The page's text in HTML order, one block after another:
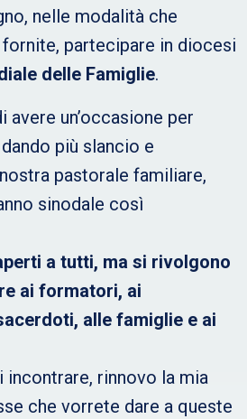
nelle modalità che
partecipare in diocesi
delle Famiglie.
avere un’occasione per
più slancio e
pastorale familiare,
sinodale così
a tutti, ma si rivolgono
ai formatori, ai
alle famiglie e ai
incontrare, rinnovo la mia
che vorrete dare a queste